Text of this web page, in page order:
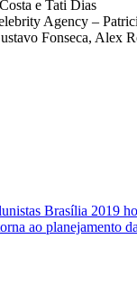
e Tati Dias
Agency –
Fonseca, Alex
Brasília 2019
ao planejamento